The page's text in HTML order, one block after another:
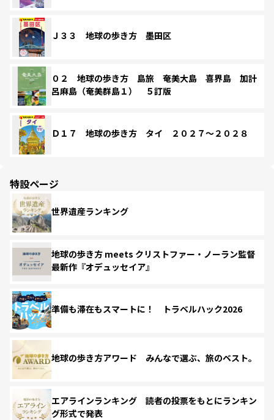
Ｊ３３ 地球の歩き方 墨田区
０２ 地球の歩き方 島旅 奄美大島 喜界島 加計
呂麻島（奄美群島１） ５訂版
Ｄ１７ 地球の歩き方 タイ ２０２７～２０２８
特設ページ
世界遺産ランキング
地球の歩き方 meets クリストファー・ノーラン監督
最新作『オデュッセイア』
準備も滞在もスマートに！ トラベルハック2026
地球の歩き方アワード みんなで選ぶ、旅のベスト。
エアラインランキング 読者の投票をもとにランキン
グ形式で発表